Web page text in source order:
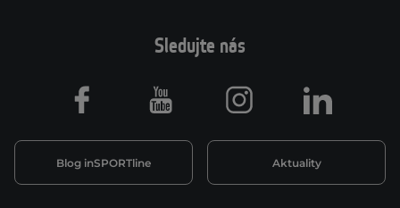
Sledujte nás
Blog inSPORTline Aktuality
Facebook Youtube Instagram LinkedIn